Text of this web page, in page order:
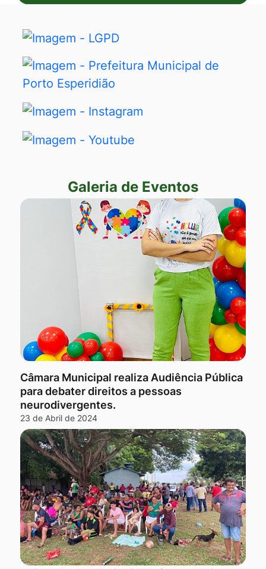
Seção Banners Links Úteis
Banner
Banner
Prefeitura
de
Porto
Esperidião
Banner
Instagram
Banner
Youtube
Seção Galeria de Eventos
Galeria de Eventos
Câmara Municipal realiza Audiência Pública
para debater direitos a pessoas
neurodivergentes.
23 de Abril de 2024